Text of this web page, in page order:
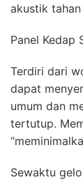
akustik tahan
Panel Kedap
Terdiri dari
dapat
umum dan
tertutup.
Sewaktu